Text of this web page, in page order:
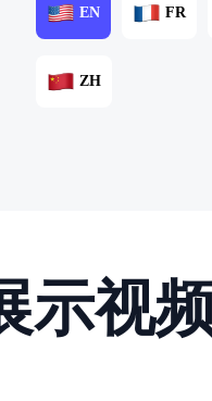
EN FR
ZH
示视